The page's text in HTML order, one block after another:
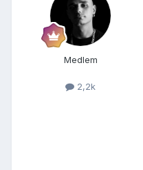
Medlem
2,2k